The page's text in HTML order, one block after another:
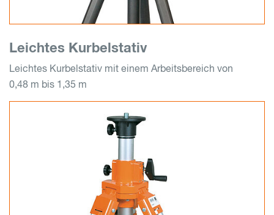
Leichtes Kurbelstativ
Leichtes Kurbelstativ mit einem Arbeitsbereich von
0,48 m bis 1,35 m